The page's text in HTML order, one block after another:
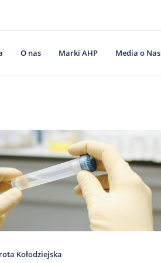
O nas Marki AHP Media o Nas
Kołodziejska